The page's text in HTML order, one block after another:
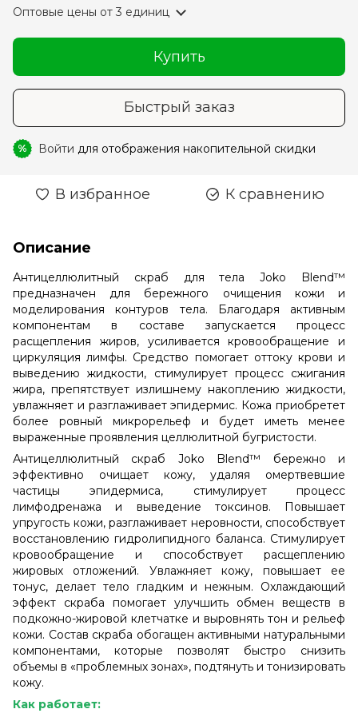
Оптовые цены от 3 единиц
Купить
Быстрый заказ
% Войти для отображения накопительной скидки
В избранное К сравнению
Описание
Антицеллюлитный скраб для тела Joko Blend™
предназначен для бережного очищения кожи и
моделирования контуров тела. Благодаря активным
компонентам в составе запускается процесс
расщепления жиров, усиливается кровообращение и
циркуляция лимфы. Средство помогает оттоку крови и
выведению жидкости, стимулирует процесс сжигания
жира, препятствует излишнему накоплению жидкости,
увлажняет и разглаживает эпидермис. Кожа приобретет
более ровный микрорельеф и будет иметь менее
выраженные проявления целлюлитной бугристости.
Антицеллюлитный скраб Joko Blend™ бережно и
эффективно очищает кожу, удаляя омертвевшие
частицы эпидермиса, стимулирует процесс
лимфодренажа и выведение токсинов. Повышает
упругость кожи, разглаживает неровности, способствует
восстановлению гидролипидного баланса. Стимулирует
кровообращение и способствует расщеплению
жировых отложений. Увлажняет кожу, повышает ее
тонус, делает тело гладким и нежным. Охлаждающий
эффект скраба помогает улучшить обмен веществ в
подкожно-жировой клетчатке и выровнять тон и рельеф
кожи. Состав скраба обогащен активными натуральными
компонентами, которые позволят быстро снизить
объемы в «проблемных зонах», подтянуть и тонизировать
кожу.
Как работает: